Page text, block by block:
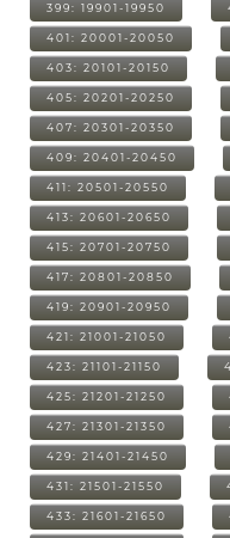
399: 19901-19950
401: 20001-20050
403: 20101-20150
405: 20201-20250
407: 20301-20350
409: 20401-20450
411: 20501-20550
413: 20601-20650
415: 20701-20750
417: 20801-20850
419: 20901-20950
421: 21001-21050
423: 21101-21150
425: 21201-21250
427: 21301-21350
429: 21401-21450
431: 21501-21550
433: 21601-21650